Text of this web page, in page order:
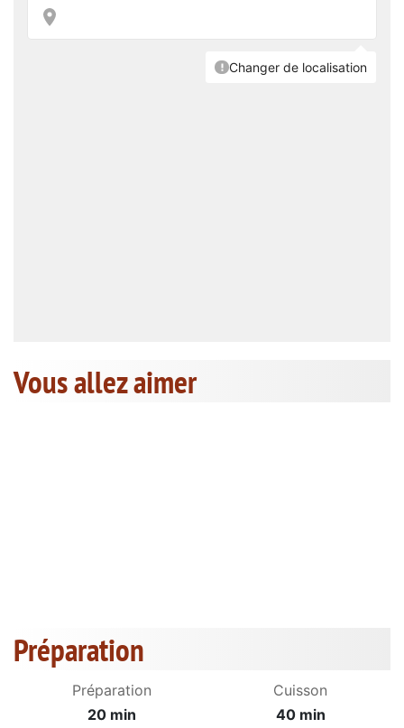
Vous allez aimer
Préparation
Préparation
20 min
Cuisson
40 min